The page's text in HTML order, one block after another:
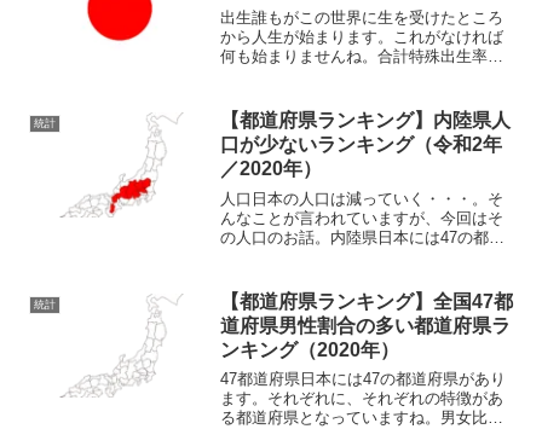
出生誰もがこの世界に生を受けたところ
から人生が始まります。これがなければ
何も始まりませんね。合計特殊出生率出
日本でもそうしたデータがとられてお
り、毎年記録されていってい...
統計
【都道府県ランキング】内陸県人
口が少ないランキング（令和2年
／2020年）
人口日本の人口は減っていく・・・。そ
んなことが言われていますが、今回はそ
の人口のお話。内陸県日本には47の都道
すね。そしてその都道府県の中には、内
陸県と呼ばれる県があり...
統計
【都道府県ランキング】全国47都
道府県男性割合の多い都道府県ラ
ンキング（2020年）
47都道府県日本には47の都道府県があり
ます。それぞれに、それぞれの特徴があ
る都道府県となっていますね。男女比当